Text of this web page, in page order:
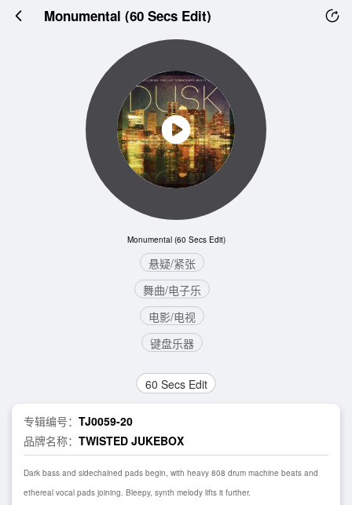
Monumental (60 Secs Edit)
Monumental (60 Secs Edit)
悬疑/紧张
舞曲/电子乐
电影/电视
键盘乐器
60 Secs Edit
专辑编号： TJ0059-20
品牌名称： TWISTED JUKEBOX
Dark bass and sidechained pads begin, with heavy 808 drum machine beats and
ethereal vocal pads joining. Bleepy, synth melody lifts it further.